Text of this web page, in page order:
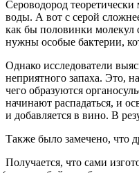
Сероводород
воды. А вот с серой
как бы половинки молекул
нужны особые бактерии,
Однако исследователи
неприятного запаха. Это,
чего образуются
начинают распадаться, и
и добавляется в вино. В
Также было замечено, что
Получается, что сами